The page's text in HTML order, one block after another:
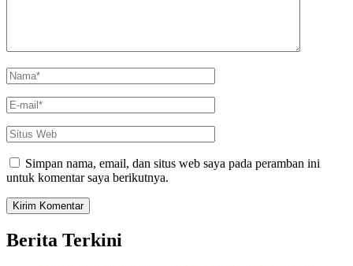
Nama*
E-
mail*
Situs
Web
Simpan nama, email, dan situs web saya pada peramban ini
untuk komentar saya berikutnya.
Berita Terkini